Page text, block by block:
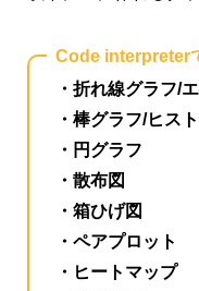
Code interpreter
・折れ線グラフ/
・棒グラフ/ヒス
・円グラフ
・散布図
・箱ひげ図
・ペアプロット
・ヒートマップ